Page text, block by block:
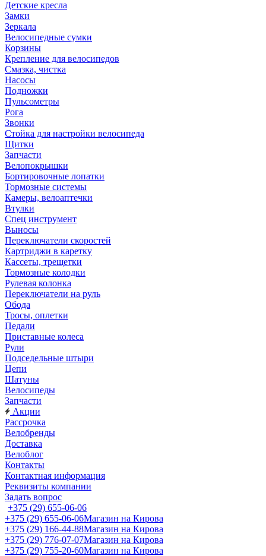
Детские кресла
Замки
Зеркала
Велосипедные сумки
Корзины
Крепление для велосипедов
Смазка, чистка
Насосы
Подножки
Пульсометры
Рога
Звонки
Стойка для настройки велосипеда
Щитки
Запчасти
Велопокрышки
Бортировочные лопатки
Тормозные системы
Камеры, велоаптечки
Втулки
Спец инструмент
Выносы
Переключатели скоростей
Картриджи в каретку
Кассеты, трещетки
Тормозные колодки
Рулевая колонка
Переключатели на руль
Обода
Тросы, оплетки
Педали
Приставные колеса
Рули
Подседельные штыри
Цепи
Шатуны
Велосипеды
Запчасти
Акции
Рассрочка
Велобренды
Доставка
Велоблог
Контакты
Контактная информация
Реквизиты компании
Задать вопрос
+375 (29) 655-06-06
+375 (29) 655-06-06Магазин на Кирова
+375 (29) 166-44-88Магазин на Кирова
+375 (29) 776-07-07Магазин на Кирова
+375 (29) 755-20-60Магазин на Кирова